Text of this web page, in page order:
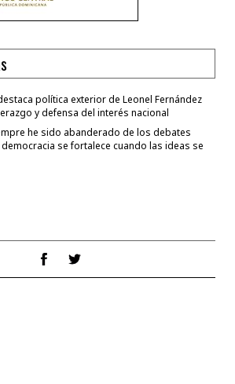
política exterior de Leonel Fernández
y defensa del interés nacional
he sido abanderado de los debates
se fortalece cuando las ideas se